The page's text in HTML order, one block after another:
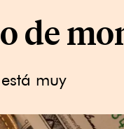
de
muy